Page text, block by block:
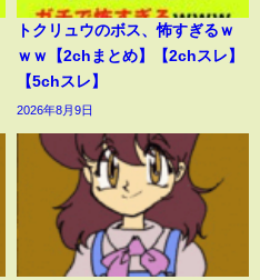
トクリュウのボス、怖すぎるｗ
ｗｗ【2chまとめ】【2chスレ】
【5chスレ】
2026年8月9日